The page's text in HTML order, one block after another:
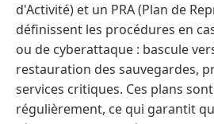
d'Activité) et un PRA (Plan de
définissent les procédures en
ou de cyberattaque : bascule
restauration des sauvegardes,
services critiques. Ces plans
régulièrement, ce qui garantit